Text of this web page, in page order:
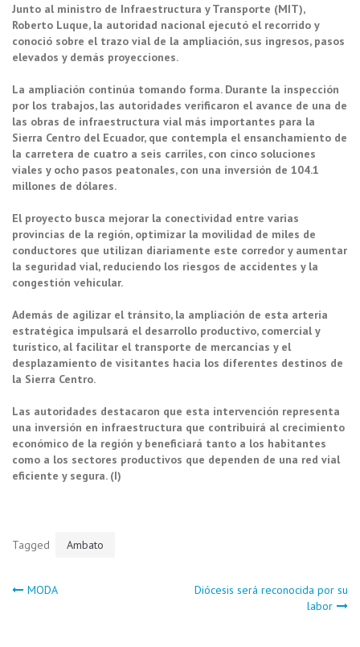
Junto al ministro de Infraestructura y Transporte (MIT),
Roberto Luque, la autoridad nacional ejecutó el recorrido y
conoció sobre el trazo vial de la ampliación, sus ingresos, pasos
elevados y demás proyecciones.
La ampliación continúa tomando forma. Durante la inspección
por los trabajos, las autoridades verificaron el avance de una de
las obras de infraestructura vial más importantes para la
Sierra Centro del Ecuador, que contempla el ensanchamiento de
la carretera de cuatro a seis carriles, con cinco soluciones
viales y ocho pasos peatonales, con una inversión de 104.1
millones de dólares.
El proyecto busca mejorar la conectividad entre varias
provincias de la región, optimizar la movilidad de miles de
conductores que utilizan diariamente este corredor y aumentar
la seguridad vial, reduciendo los riesgos de accidentes y la
congestión vehicular.
Además de agilizar el tránsito, la ampliación de esta arteria
estratégica impulsará el desarrollo productivo, comercial y
turístico, al facilitar el transporte de mercancías y el
desplazamiento de visitantes hacia los diferentes destinos de
la Sierra Centro.
Las autoridades destacaron que esta intervención representa
una inversión en infraestructura que contribuirá al crecimiento
económico de la región y beneficiará tanto a los habitantes
como a los sectores productivos que dependen de una red vial
eficiente y segura. (I)
Tagged Ambato
Navegación
MODA
Diócesis será reconocida por su
labor